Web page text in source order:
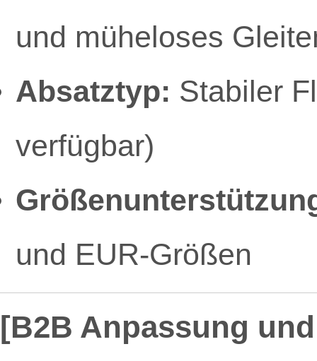
und müheloses
Absatztyp: Stabiler
verfügbar)
und EUR-Größen
[B2B Anpassung